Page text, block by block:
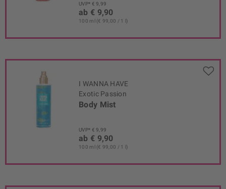
UVP* € 9,99
ab € 9,90
100 ml (€ 99,00 / 1 l)
I WANNA HAVE
Exotic Passion
Body Mist
UVP* € 9,99
ab € 9,90
100 ml (€ 99,00 / 1 l)